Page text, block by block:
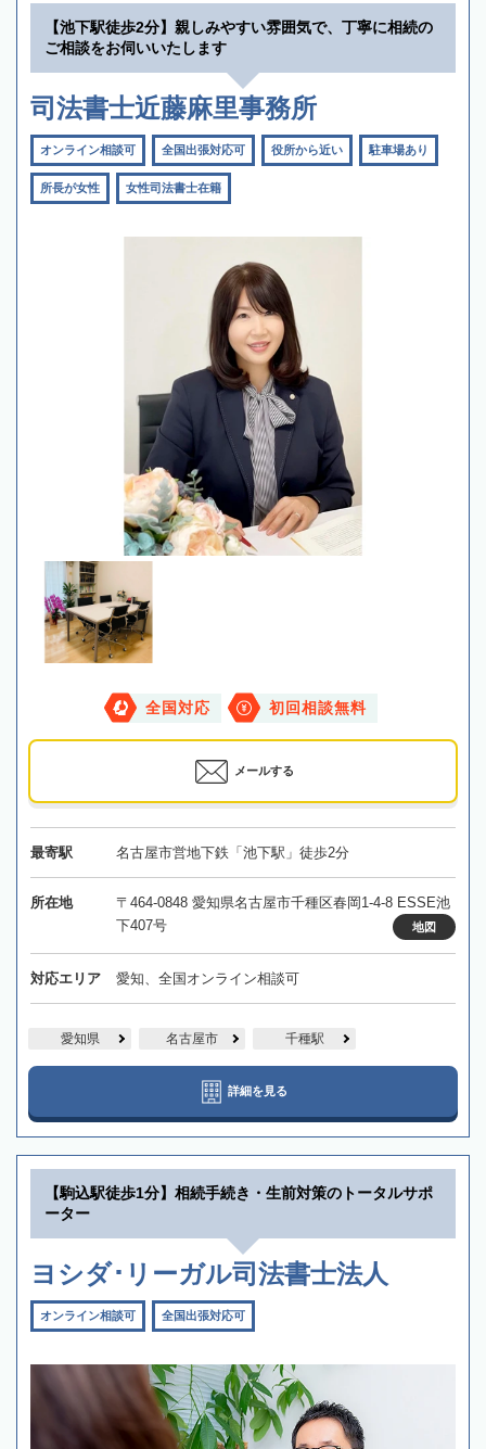
【池下駅徒歩2分】親しみやすい雰囲気で、丁寧に相続の
ご相談をお伺いいたします
司法書士近藤麻里事務所
オンライン相談可 全国出張対応可 役所から近い 駐車場あり
所長が女性 女性司法書士在籍
全国対応 初回相談無料
メールする
最寄駅 名古屋市営地下鉄「池下駅」徒歩2分
所在地
〒464-0848 愛知県名古屋市千種区春岡1-4-8 ESSE池
下407号
地図
対応エリア 愛知、全国オンライン相談可
愛知県 名古屋市 千種駅
詳細を見る
【駒込駅徒歩1分】相続手続き・生前対策のトータルサポ
ーター
ヨシダ･リーガル司法書士法人
オンライン相談可 全国出張対応可